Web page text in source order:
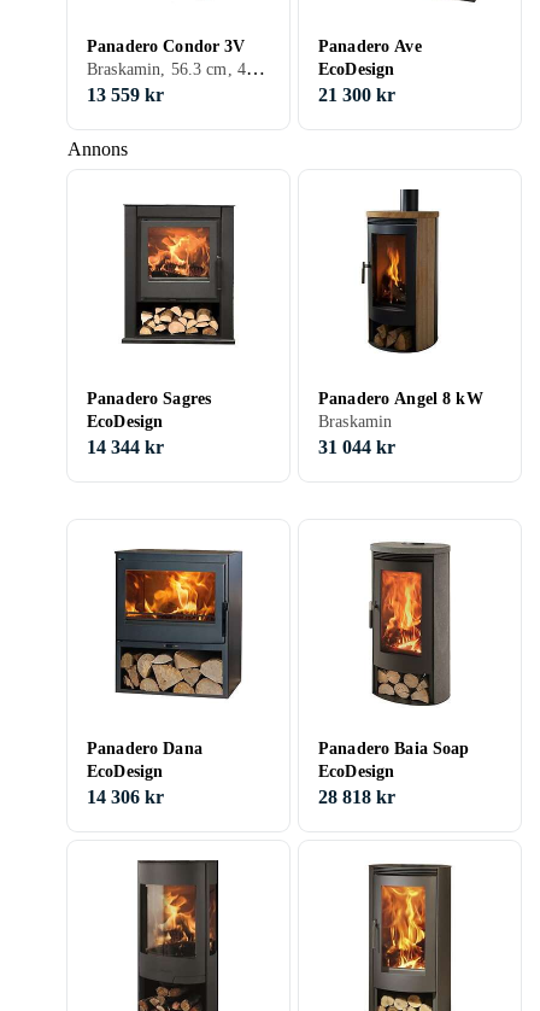
Annons
Panadero Condor 3V
Braskamin, 56.3 cm, 43 cm, 81 cm
13 559 kr
Panadero Ave
EcoDesign
21 300 kr
Panadero Sagres
EcoDesign
14 344 kr
Panadero Angel 8 kW
Braskamin
31 044 kr
Panadero Dana
EcoDesign
14 306 kr
Panadero Baia Soap
EcoDesign
28 818 kr